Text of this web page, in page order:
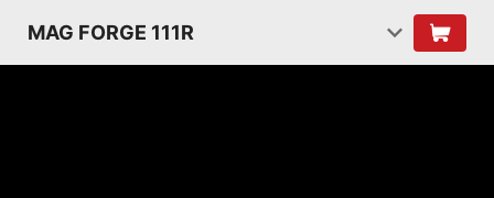
MAG FORGE 111R